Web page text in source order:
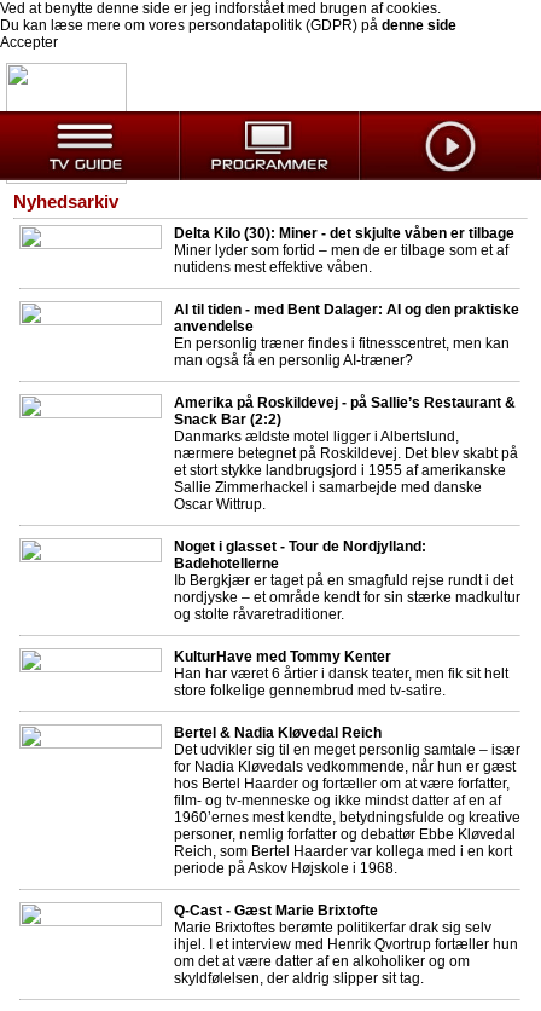
Ved at benytte denne side er jeg indforstået med brugen af cookies.
Du kan læse mere om vores persondatapolitik (GDPR) på denne side
Accepter
Nyhedsarkiv
Delta Kilo (30): Miner - det skjulte våben er tilbage
Miner lyder som fortid – men de er tilbage som et af
nutidens mest effektive våben.
AI til tiden - med Bent Dalager: AI og den praktiske
anvendelse
En personlig træner findes i fitnesscentret, men kan
man også få en personlig AI-træner?
Amerika på Roskildevej - på Sallie’s Restaurant &
Snack Bar (2:2)
Danmarks ældste motel ligger i Albertslund,
nærmere betegnet på Roskildevej. Det blev skabt på
et stort stykke landbrugsjord i 1955 af amerikanske
Sallie Zimmerhackel i samarbejde med danske
Oscar Wittrup.
Noget i glasset - Tour de Nordjylland:
Badehotellerne
Ib Bergkjær er taget på en smagfuld rejse rundt i det
nordjyske – et område kendt for sin stærke madkultur
og stolte råvaretraditioner.
KulturHave med Tommy Kenter
Han har været 6 årtier i dansk teater, men fik sit helt
store folkelige gennembrud med tv-satire.
Bertel & Nadia Kløvedal Reich
Det udvikler sig til en meget personlig samtale – især
for Nadia Kløvedals vedkommende, når hun er gæst
hos Bertel Haarder og fortæller om at være forfatter,
film- og tv-menneske og ikke mindst datter af en af
1960’ernes mest kendte, betydningsfulde og kreative
personer, nemlig forfatter og debattør Ebbe Kløvedal
Reich, som Bertel Haarder var kollega med i en kort
periode på Askov Højskole i 1968.
Q-Cast - Gæst Marie Brixtofte
Marie Brixtoftes berømte politikerfar drak sig selv
ihjel. I et interview med Henrik Qvortrup fortæller hun
om det at være datter af en alkoholiker og om
skyldfølelsen, der aldrig slipper sit tag.